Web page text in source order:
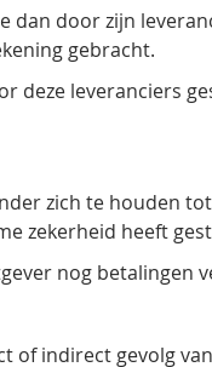
dan door zijn
gebracht.
deze leveranciers
zich te houden
zekerheid heeft
nog betalingen
of indirect gevolg